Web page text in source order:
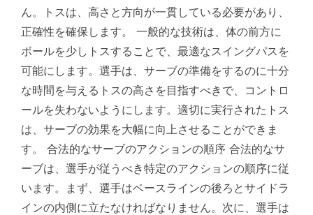
ん。トスは、高さと方向が一貫している必要があり、
正確性を確保します。 一般的な技術は、体の前方に
ボールを少しトスすることで、最適なスイングパスを
可能にします。選手は、サーブの準備をするのに十分
な時間を与えるトスの高さを目指すべきで、コントロ
ールを失わないようにします。適切に実行されたトス
は、サーブの効果を大幅に向上させることができま
す。 合法的なサーブのアクションの順序 合法的なサ
ーブは、選手が従うべき特定のアクションの順序に従
います。まず、選手はベースラインの後ろとサイドラ
インの内側に立たなければなりません。次に、選手は